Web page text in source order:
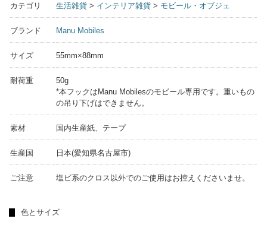
カテゴリ 生活雑貨 > インテリア雑貨 > モビール・オブジェ
ブランド Manu Mobiles
サイズ 55mm×88mm
耐荷重
50g
*本フックはManu Mobilesのモビール専用です。重いもの
の吊り下げはできません。
素材 国内生産紙、テープ
生産国 日本(愛知県名古屋市)
ご注意 塩ビ系のクロス以外でのご使用はお控えくださいませ。
色とサイズ